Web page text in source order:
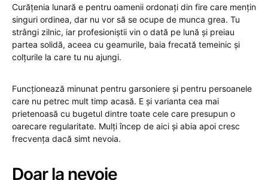
Curățenia lunară e pentru oamenii ordonați din fire care mențin
singuri ordinea, dar nu vor să se ocupe de munca grea. Tu
strângi zilnic, iar profesioniștii vin o dată pe lună și preiau
partea solidă, aceea cu geamurile, baia frecată temeinic și
colțurile la care tu nu ajungi.
Funcționează minunat pentru garsoniere și pentru persoanele
care nu petrec mult timp acasă. E și varianta cea mai
prietenoasă cu bugetul dintre toate cele care presupun o
oarecare regularitate. Mulți încep de aici și abia apoi cresc
frecvența dacă simt nevoia.
Doar la nevoie